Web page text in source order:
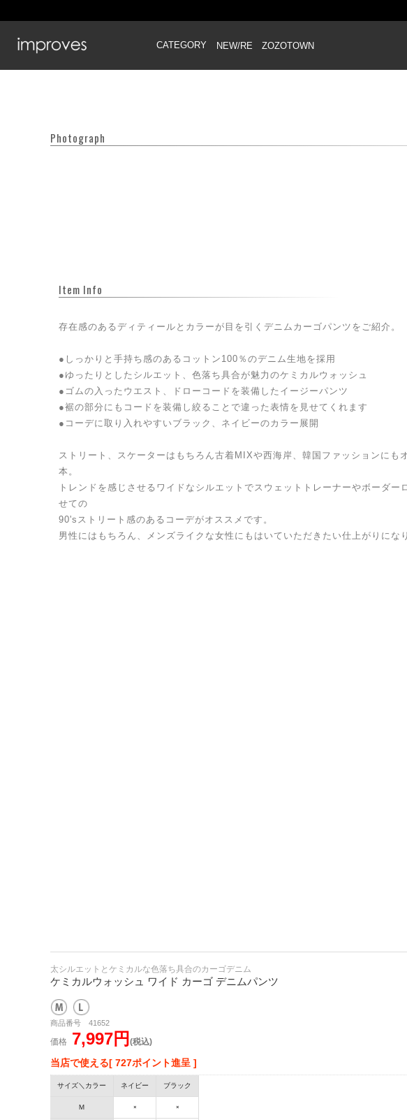
CATEGORY NEW/RE ZOZOTOWN
Photograph
Item Info
存在感のあるディティールとカラーが目を引くデニムカーゴパンツをご紹介。
●しっかりと手持ち感のあるコットン100％のデニム生地を採用
●ゆったりとしたシルエット、色落ち具合が魅力のケミカルウォッシュ
●ゴムの入ったウエスト、ドローコードを装備したイージーパンツ
●裾の部分にもコードを装備し絞ることで違った表情を見せてくれます
●コーデに取り入れやすいブラック、ネイビーのカラー展開
ストリート、スケーターはもちろん古着MIXや西海岸、韓国ファッションにも
本。
トレンドを感じさせるワイドなシルエットでスウェットトレーナーやボーダー
せての
90'sストリート感のあるコーデがオススメです。
男性にはもちろん、メンズライクな女性にもはいていただきたい仕上がりにな
太シルエットとケミカルな色落ち具合のカーゴデニム
ケミカルウォッシュ ワイド カーゴ デニムパンツ
商品番号 41652
価格 7,997円 (税込)
当店で使える[ 727ポイント進呈 ]
サイズ＼カラー ネイビー ブラック
Ｍ × ×